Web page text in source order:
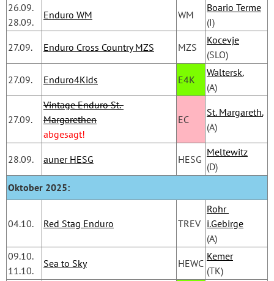
26.09.
28.09.
Enduro WM WM
Boario Terme
(I)
27.09. Enduro Cross Country MZS MZS
Kocevje
(SLO)
27.09. Enduro4Kids E4K
Waltersk.
(A)
27.09.
Vintage Enduro St.
Margarethen
abgesagt!
EC
St. Margareth.
(A)
28.09. auner HESG HESG
Meltewitz
(D)
Oktober 2025:
04.10. Red Stag Enduro TREV
Rohr
i.Gebirge
(A)
09.10.
11.10.
Sea to Sky HEWC
Kemer
(TK)